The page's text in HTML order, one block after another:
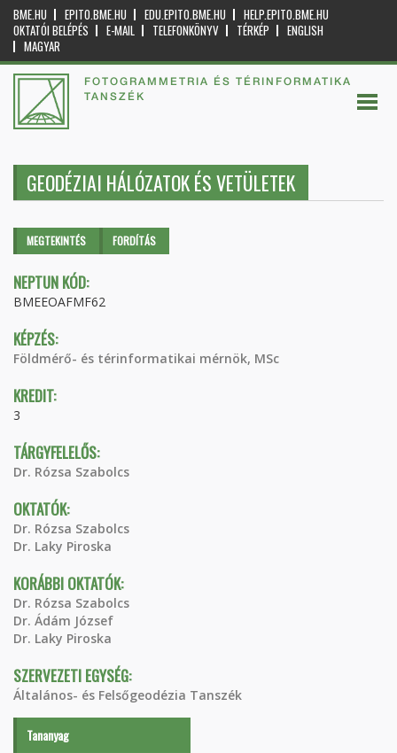
BME.HU EPITO.BME.HU EDU.EPITO.BME.HU
HELP.EPITO.BME.HU
OKTATÓI BELÉPÉS
E-MAIL TELEFONKÖNYV TÉRKÉP
ENGLISH
MAGYAR
FOTOGRAMMETRIA ÉS TÉRINFORMATIKA
TANSZÉK
GEODÉZIAI HÁLÓZATOK ÉS VETÜLETEK
Elsődleges fülek
MEGTEKINTÉS (AKTÍVFORDÍTÁS
NEPTUN KÓD:
BMEEOAFMF62
KÉPZÉS:
Földmérő- és térinformatikai mérnök, MSc
KREDIT:
3
TÁRGYFELELŐS:
Dr. Rózsa Szabolcs
OKTATÓK:
Dr. Rózsa Szabolcs
Dr. Laky Piroska
KORÁBBI OKTATÓK:
Dr. Rózsa Szabolcs
Dr. Ádám József
Dr. Laky Piroska
SZERVEZETI EGYSÉG:
Általános- és Felsőgeodézia Tanszék
Tananyag